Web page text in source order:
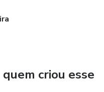
criou esse